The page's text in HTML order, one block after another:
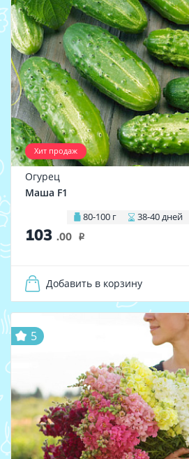
Хит продаж
Огурец
Маша F1
80-100 г 38-40 дней
103 .00 i
Добавить в корзину
5